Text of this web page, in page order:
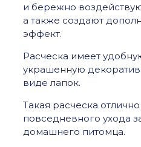
и бережно
а также создают
эффект.
Расческа имеет
украшенную
виде лапок.
Такая расческа
повседневного ухода
домашнего питомца.